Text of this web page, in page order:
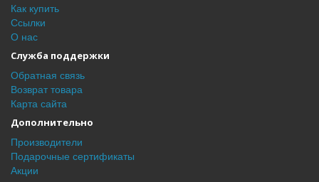
Как купить
Ссылки
О нас
Служба поддержки
Обратная связь
Возврат товара
Карта сайта
Дополнительно
Производители
Подарочные сертификаты
Акции